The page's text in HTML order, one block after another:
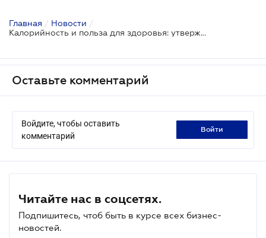
Главная / Новости /
Калорийность и польза для здоровья: утверждены требования к маркировке пищевых продуктов
Оставьте комментарий
Войдите, чтобы оставить
комментарий
войти
Читайте нас в соцсетях.
Подпишитесь, чтоб быть в курсе всех бизнес-
новостей.